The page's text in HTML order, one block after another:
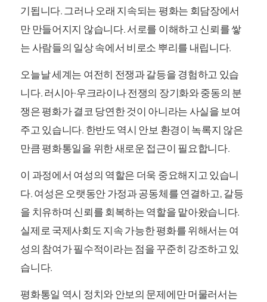
기됩니다. 그러나 오래 지속되는 평화는 회담장에서
만 만들어지지 않습니다. 서로를 이해하고 신뢰를 쌓
는 사람들의 일상 속에서 비로소 뿌리를 내립니다.
오늘날 세계는 여전히 전쟁과 갈등을 경험하고 있습
니다. 러시아·우크라이나 전쟁의 장기화와 중동의 분
쟁은 평화가 결코 당연한 것이 아니라는 사실을 보여
주고 있습니다. 한반도 역시 안보 환경이 녹록지 않은
만큼 평화통일을 위한 새로운 접근이 필요합니다.
이 과정에서 여성의 역할은 더욱 중요해지고 있습니
다. 여성은 오랫동안 가정과 공동체를 연결하고, 갈등
을 치유하며 신뢰를 회복하는 역할을 맡아왔습니다.
실제로 국제사회도 지속 가능한 평화를 위해서는 여
성의 참여가 필수적이라는 점을 꾸준히 강조하고 있
습니다.
평화통일 역시 정치와 안보의 문제에만 머물러서는